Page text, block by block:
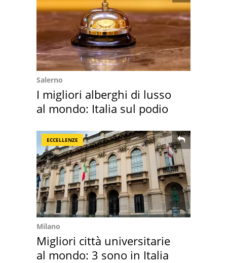
Salerno
I migliori alberghi di lusso
al mondo: Italia sul podio
ECCELLENZE
Milano
Migliori città universitarie
al mondo: 3 sono in Italia